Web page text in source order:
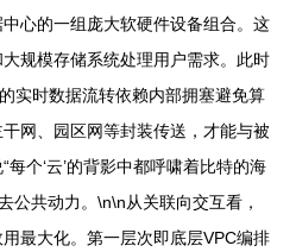
心的一组庞大软硬件设备组合。这
规模存储系统处理用户需求。此时
实时数据流转依赖内部拥塞避免算
网、园区网等封装传送，才能与被
个‘云’的背影中都呼啸着比特的海
公共动力。\n\n从关联向交互看，
最大化。第一层次即底层VPC编排